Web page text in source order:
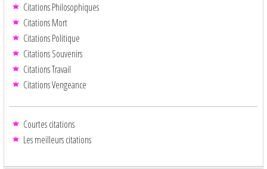
Citations Philosophiques
Citations Mort
Citations Politique
Citations Souvenirs
Citations Travail
Citations Vengeance
Courtes citations
Les meilleurs citations